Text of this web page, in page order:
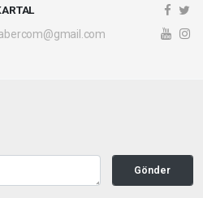
Gönder